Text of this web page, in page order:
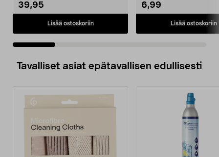
39,95
Lisää ostoskoriin
6,99
Lisää ostoskoriin
Tavalliset asiat epätavallisen edullisesti